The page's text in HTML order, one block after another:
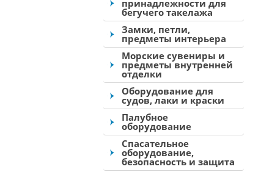
принадлежности для
бегучего такелажа
Замки, петли,
предметы интерьера
Морские сувениры и
предметы внутренней
отделки
Оборудование для
судов, лаки и краски
Палубное
оборудование
Спасательное
оборудование,
безопасность и защита